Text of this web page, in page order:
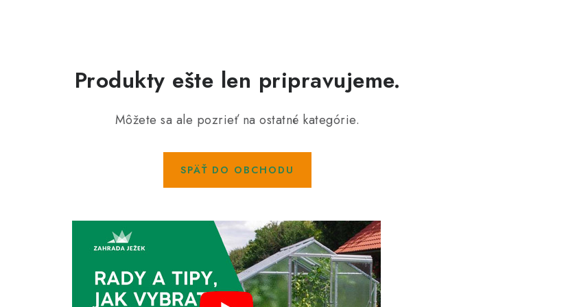
Produkty ešte len pripravujeme.
Môžete sa ale pozrieť na ostatné kategórie.
SPÄŤ DO OBCHODU